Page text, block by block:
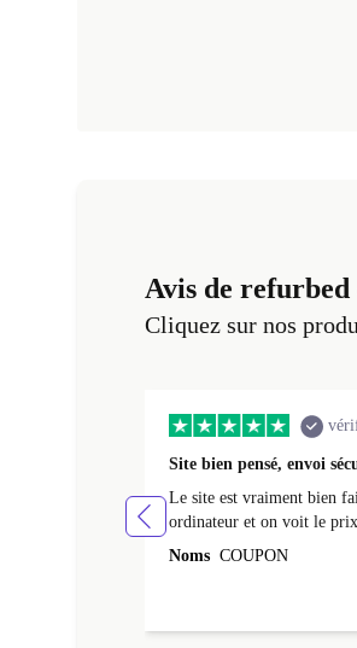
Avis de refurbed
Cliquez sur nos
Site bien pensé, envoi
Le site est vraiment bien
ordinateur et on voit le
au fil des caractéristiques
Noms COUPON